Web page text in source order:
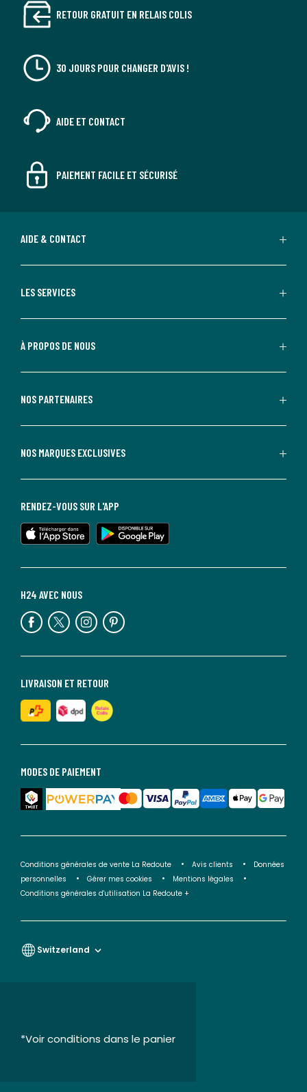
RETOUR GRATUIT EN RELAIS COLIS
30 JOURS POUR CHANGER D'AVIS !
AIDE ET CONTACT
PAIEMENT FACILE ET SÉCURISÉ
AIDE & CONTACT
LES SERVICES
À PROPOS DE NOUS
NOS PARTENAIRES
NOS MARQUES EXCLUSIVES
MODES DE PAIEMENT
LIVRAISON ET RETOUR
H24 AVEC NOUS
RENDEZ-VOUS SUR L'APP
Conditions générales de vente La Redoute Avis clients
Données
personnelles
Gérer mes cookies
Mentions légales
Conditions générales d'utilisation La Redoute +
Switzerland
*Voir conditions dans le panier